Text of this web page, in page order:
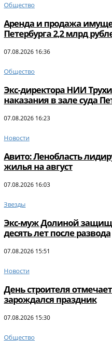
Общество
Аренда и продажа
Петербурга 2,2 млрд
07.08.2026 16:36
Общество
Экс-директора НИИ
наказания в зале суда
07.08.2026 16:23
Новости
Авито: Ленобласть
жилья на август
07.08.2026 16:03
Звезды
Экс-муж Долиной
десять лет после развода
07.08.2026 15:51
Новости
День строителя
зарождался праздник
07.08.2026 15:30
Общество